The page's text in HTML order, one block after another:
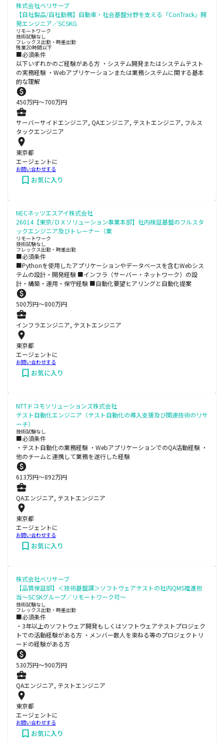
株式会社ベリサーブ
【自社製品/自社勤務】自動車・社会基盤分野を支える「ConTrack」開
発エンジニア／SCSKG
リモートワーク
技術試験なし
フレックス出勤・時差出勤
残業20時間以下
■必須条件
以下いずれかのご経験がある方 ・システム開発またはシステムテスト
の実務経験 ・Webアプリケーションまたは業務システムに関する基本
的な理解
450万円〜700万円
サーバーサイドエンジニア, QAエンジニア, テストエンジニア, フルス
タックエンジニア
東京都
エージェントに
お問い合わせする
お気に入り
NECネッツエスアイ株式会社
26014【東京/ＤＸソリューション事業本部】社内検証基盤のフルスタ
ックエンジニア及びトレーナー（業
リモートワーク
技術試験なし
フレックス出勤・時差出勤
■必須条件
■Pythonを使用したアプリケーションやデータベースを含むWebシス
テムの設計・開発経験 ■インフラ（サーバー・ネットワーク）の設
計・構築・運用・保守経験 ■自動化要望ヒアリングと自動化提案
500万円〜800万円
インフラエンジニア, テストエンジニア
東京都
エージェントに
お問い合わせする
お気に入り
NTTドコモソリューションズ株式会社
テスト自動化エンジニア（テスト自動化の導入支援及び関連技術のリサ
ーチ）
技術試験なし
■必須条件
・テスト自動化の業務経験 ・WebアプリケーションでのQA活動経験 ・
他のチームと連携して業務を遂行した経験
613万円〜892万円
QAエンジニア, テストエンジニア
東京都
エージェントに
お問い合わせする
お気に入り
株式会社ベリサーブ
【品質保証部】＜技術基盤課＞ソフトウェアテストの社内QMS推進担
当～SCSKグループ／リモートワーク可～
技術試験なし
フレックス出勤・時差出勤
■必須条件
・3年以上のソフトウェア開発もしくはソフトウェアテストプロジェク
トでの活動経験がある方 ・メンバー数人を束ねる等のプロジェクトリ
ードの経験がある方
530万円〜900万円
QAエンジニア, テストエンジニア
東京都
エージェントに
お問い合わせする
お気に入り